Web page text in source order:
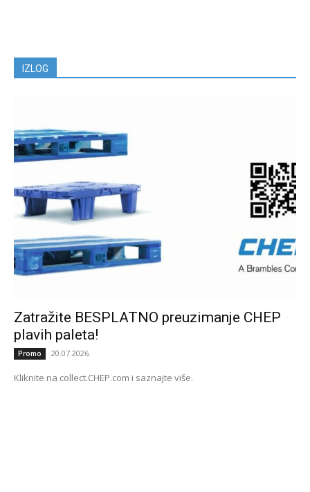
IZLOG
Zatražite BESPLATNO preuzimanje CHEP
plavih paleta!
Promo 20.07.2026.
Kliknite na collect.CHEP.com i saznajte više.